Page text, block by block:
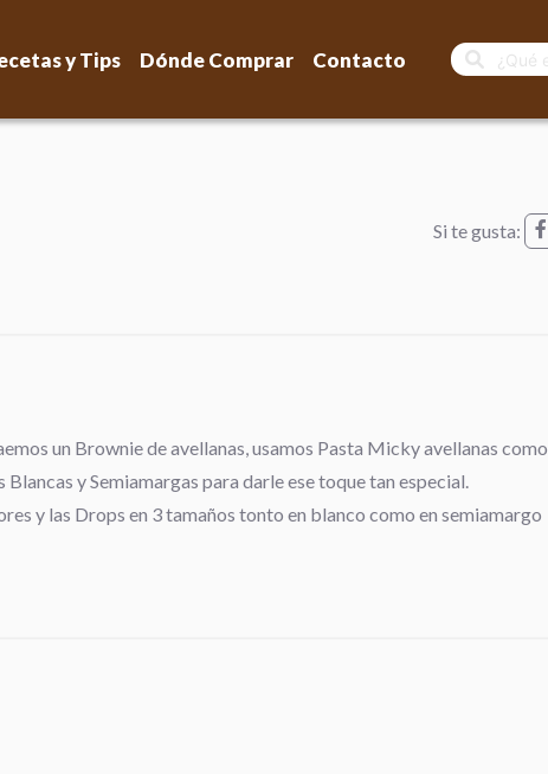
y Tips Dónde Comprar Contacto
Si te gusta:
un Brownie de avellanas, usamos Pasta Micky avellanas como
y Semiamargas para darle ese toque tan especial.
y las Drops en 3 tamaños tonto en blanco como en semiamargo